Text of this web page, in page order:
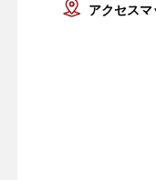
アクセスマ